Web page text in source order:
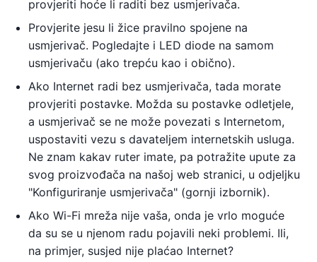
provjeriti hoće li raditi bez usmjerivača.
Provjerite jesu li žice pravilno spojene na
usmjerivač. Pogledajte i LED diode na samom
usmjerivaču (ako trepću kao i obično).
Ako Internet radi bez usmjerivača, tada morate
provjeriti postavke. Možda su postavke odletjele,
a usmjerivač se ne može povezati s Internetom,
uspostaviti vezu s davateljem internetskih usluga.
Ne znam kakav ruter imate, pa potražite upute za
svog proizvođača na našoj web stranici, u odjeljku
"Konfiguriranje usmjerivača" (gornji izbornik).
Ako Wi-Fi mreža nije vaša, onda je vrlo moguće
da su se u njenom radu pojavili neki problemi. Ili,
na primjer, susjed nije plaćao Internet?